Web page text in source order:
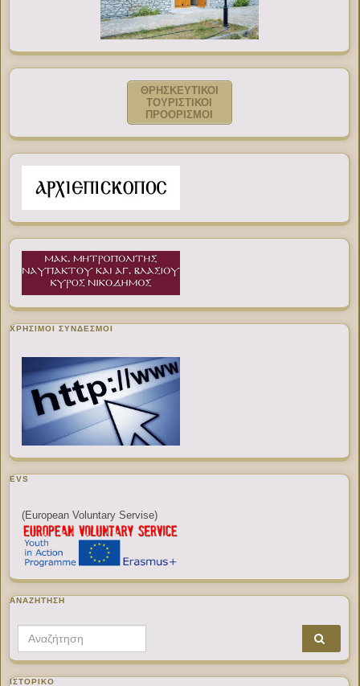
ΘΡΗΣΚΕΥΤΙΚΟΙ
ΤΟΥΡΙΣΤΙΚΟΙ
ΠΡΟΟΡΙΣΜΟΙ
ΧΡΉΣΙΜΟΙ ΣΎΝΔΕΣΜΟΙ
EVS
(European Voluntary Servise)
ΑΝΑΖΉΤΗΣΗ
Search for:
ΙΣΤΟΡΙΚΌ